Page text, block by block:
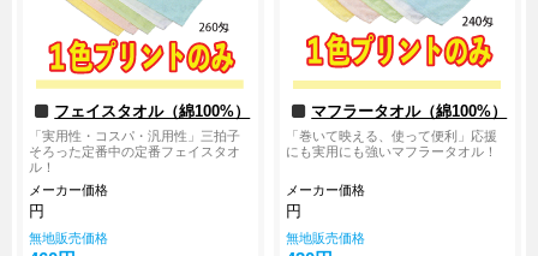
フェイスタオル（綿100%）
「実用性・コスパ・汎用性」三拍子
そろった定番中の定番フェイスタオ
ル！
メーカー価格
円
無地販売価格
マフラータオル（綿100%）
「巻いて映える、使って便利」応援
にも実用にも強いマフラータオル！
メーカー価格
円
無地販売価格